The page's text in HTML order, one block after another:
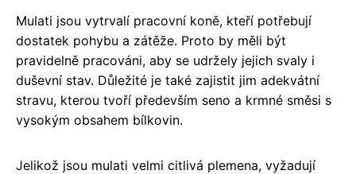
Mulati jsou vytrvalí pracovní koně, kteří potřebují
dostatek pohybu a zátěže. Proto by měli být
pravidelně pracováni, aby se udržely jejich svaly i
duševní stav. Důležité je také zajistit jim adekvátní
stravu, kterou tvoří především seno a krmné směsi s
vysokým obsahem bílkovin.
Jelikož jsou mulati velmi citlivá plemena, vyžadují